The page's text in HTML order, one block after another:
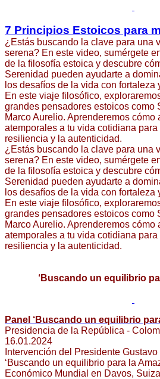
7 Principios Estoicos para
¿Estás buscando la clave para una
serena? En este video, sumérgete
de la filosofía estoica y descubre
Serenidad pueden ayudarte a
los desafíos de la vida con fortaleza
En este viaje filosófico,
grandes pensadores estoicos como
Marco Aurelio. Aprenderemos
atemporales a tu vida cotidiana
resiliencia y la autenticidad.
¿Estás buscando la clave para una
serena? En este video, sumérgete
de la filosofía estoica y descubre
Serenidad pueden ayudarte a
los desafíos de la vida con fortaleza
En este viaje filosófico,
grandes pensadores estoicos como
Marco Aurelio. Aprenderemos
atemporales a tu vida cotidiana
resiliencia y la autenticidad.
‘Buscando un equilibrio
Panel ‘Buscando un equilibrio
Presidencia de la República -
16.01.2024
Intervención del Presidente
‘Buscando un equilibrio para la
Económico Mundial en Davos,